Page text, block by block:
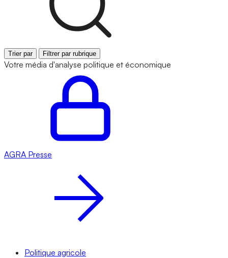
Trier par Filtrer par rubrique
Votre média d'analyse politique et économique
AGRA Presse
Politique agricole